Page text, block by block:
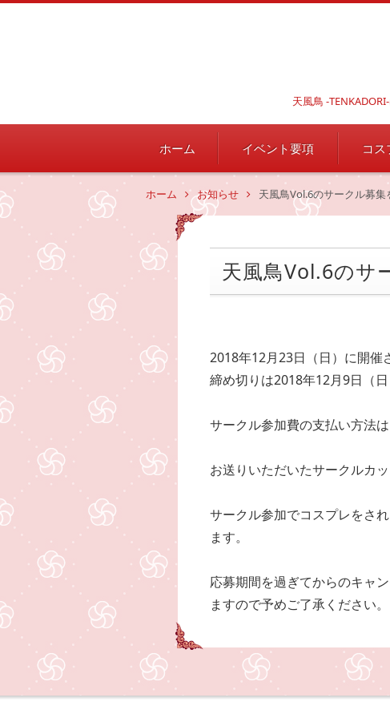
天風鳥 -
ホーム イベント要項 コス
ホーム お知らせ 天風鳥Vol.6のサークル募集
天風鳥Vol.6のサ
2018年12月23日（日）に開催
締め切りは2018年12月9日（日
サークル参加費の支払い方法
お送りいただいたサークルカ
サークル参加でコスプレをさ
ます。
応募期間を過ぎてからのキャ
ますので予めご了承ください。